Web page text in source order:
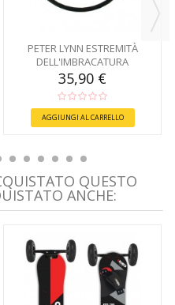
PETER LYNN ESTREMITÀ
DELL'IMBRACATURA
STACCABILE
35,90 €
AGGIUNGI AL CARRELLO
QUESTO
ANCHE: